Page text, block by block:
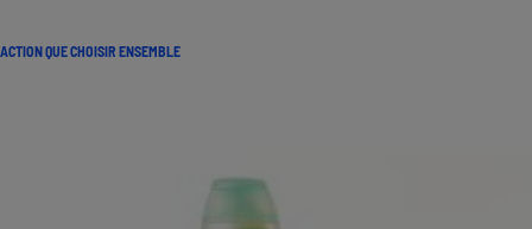
ACTION QUE CHOISIR ENSEMBLE